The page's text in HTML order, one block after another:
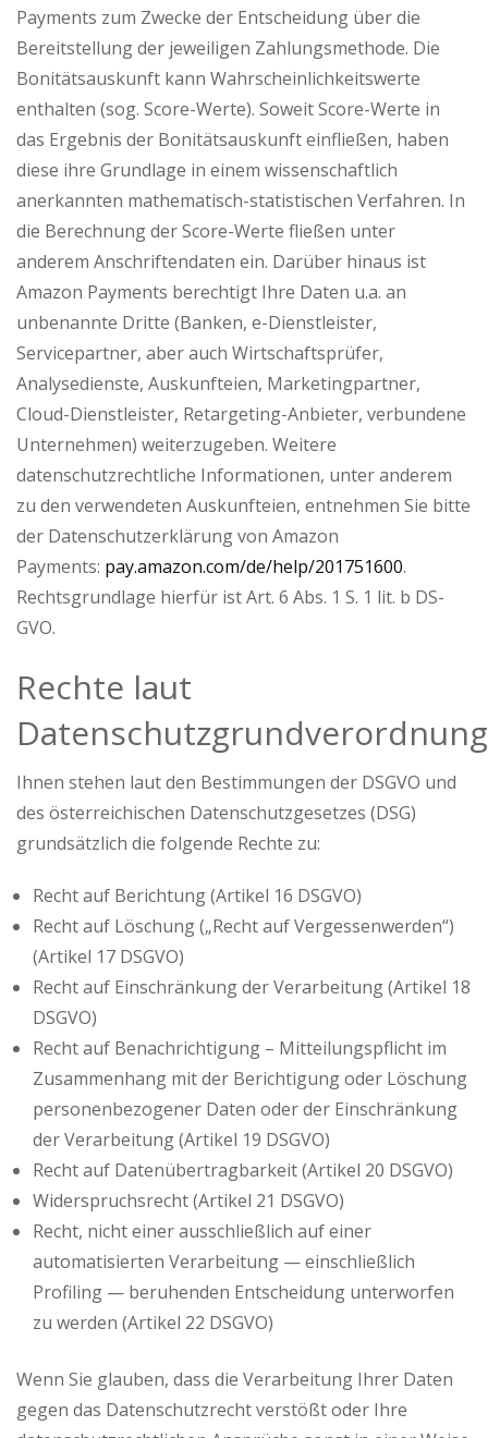
Payments zum Zwecke der Entscheidung über die
Bereitstellung der jeweiligen Zahlungsmethode. Die
Bonitätsauskunft kann Wahrscheinlichkeitswerte
enthalten (sog. Score-Werte). Soweit Score-Werte in
das Ergebnis der Bonitätsauskunft einfließen, haben
diese ihre Grundlage in einem wissenschaftlich
anerkannten mathematisch-statistischen Verfahren. In
die Berechnung der Score-Werte fließen unter
anderem Anschriftendaten ein. Darüber hinaus ist
Amazon Payments berechtigt Ihre Daten u.a. an
unbenannte Dritte (Banken, e-Dienstleister,
Servicepartner, aber auch Wirtschaftsprüfer,
Analysedienste, Auskunfteien, Marketingpartner,
Cloud-Dienstleister, Retargeting-Anbieter, verbundene
Unternehmen) weiterzugeben. Weitere
datenschutzrechtliche Informationen, unter anderem
zu den verwendeten Auskunfteien, entnehmen Sie bitte
der Datenschutzerklärung von Amazon
Payments: pay.amazon.com/de/help/201751600.
Rechtsgrundlage hierfür ist Art. 6 Abs. 1 S. 1 lit. b DS-
GVO.
Rechte laut
Datenschutzgrundverordnung
Ihnen stehen laut den Bestimmungen der DSGVO und
des österreichischen Datenschutzgesetzes (DSG)
grundsätzlich die folgende Rechte zu:
Recht auf Berichtung (Artikel 16 DSGVO)
Recht auf Löschung („Recht auf Vergessenwerden“)
(Artikel 17 DSGVO)
Recht auf Einschränkung der Verarbeitung (Artikel 18
DSGVO)
Recht auf Benachrichtigung – Mitteilungspflicht im
Zusammenhang mit der Berichtigung oder Löschung
personenbezogener Daten oder der Einschränkung
der Verarbeitung (Artikel 19 DSGVO)
Recht auf Datenübertragbarkeit (Artikel 20 DSGVO)
Widerspruchsrecht (Artikel 21 DSGVO)
Recht, nicht einer ausschließlich auf einer
automatisierten Verarbeitung — einschließlich
Profiling — beruhenden Entscheidung unterworfen
zu werden (Artikel 22 DSGVO)
Wenn Sie glauben, dass die Verarbeitung Ihrer Daten
gegen das Datenschutzrecht verstößt oder Ihre